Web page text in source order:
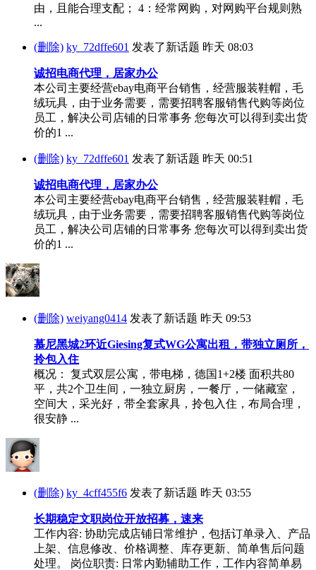
由，且能合理支配； 4：经常网购，对网购平台规则熟
...
(删除) ky_72dffe601 发表了新话题 昨天 08:03
诚招电商代理，居家办公
本公司主要经营ebay电商平台销售，经营服装鞋帽，毛
绒玩具，由于业务需要，需要招聘客服销售代购等岗位
员工，解决公司店铺的日常事务 您每次可以得到卖出货
价的1 ...
(删除) ky_72dffe601 发表了新话题 昨天 00:51
诚招电商代理，居家办公
本公司主要经营ebay电商平台销售，经营服装鞋帽，毛
绒玩具，由于业务需要，需要招聘客服销售代购等岗位
员工，解决公司店铺的日常事务 您每次可以得到卖出货
价的1 ...
(删除) weiyang0414 发表了新话题 昨天 09:53
慕尼黑城2环近Giesing复式WG公寓出租，带独立厕所，
拎包入住
概况： 复式双层公寓，带电梯，德国1+2楼 面积共80
平，共2个卫生间，一独立厨房，一餐厅，一储藏室，
空间大，采光好，带全套家具，拎包入住，布局合理，
很安静 ...
(删除) ky_4cff455f6 发表了新话题 昨天 03:55
长期稳定文职岗位开放招募，速来
工作内容: 协助完成店铺日常维护，包括订单录入、产品
上架、信息修改、价格调整、库存更新、简单售后问题
处理。 岗位职责: 日常内勤辅助工作，工作内容简单易